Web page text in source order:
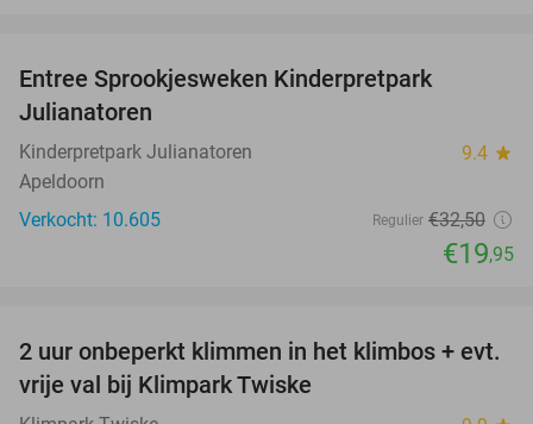
Entree Sprookjesweken Kinderpretpark
Julianatoren
Kinderpretpark Julianatoren 9.4 star
Apeldoorn
Verkocht: 10.605
Regulier €32,50
€19,95
23%
2 uur onbeperkt klimmen in het klimbos + evt.
vrije val bij Klimpark Twiske